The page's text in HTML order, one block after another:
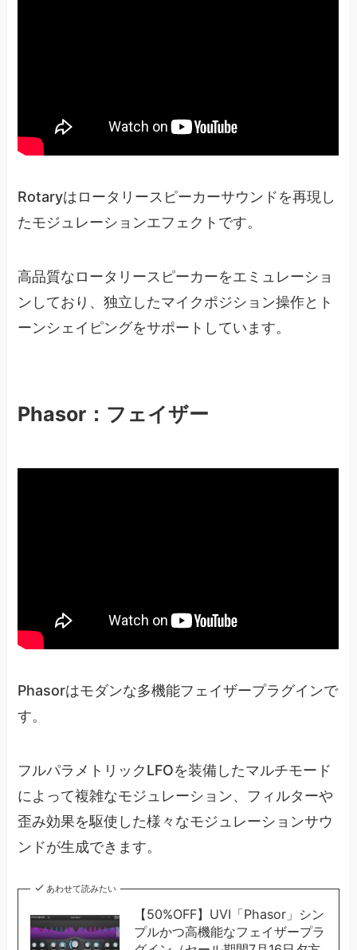
Rotaryはロータリースピーカーサウンドを再現し
たモジュレーションエフェクトです。
高品質なロータリースピーカーをエミュレーショ
ンしており、独立したマイクポジション操作とト
ーンシェイピングをサポートしています。
Phasor：フェイザー
Phasorはモダンな多機能フェイザープラグインで
す。
フルパラメトリックLFOを装備したマルチモード
によって複雑なモジュレーション、フィルターや
歪み効果を駆使した様々なモジュレーションサウ
ンドが生成できます。
あわせて読みたい
【50%OFF】UVI「Phasor」シン
プルかつ高機能なフェイザープラ